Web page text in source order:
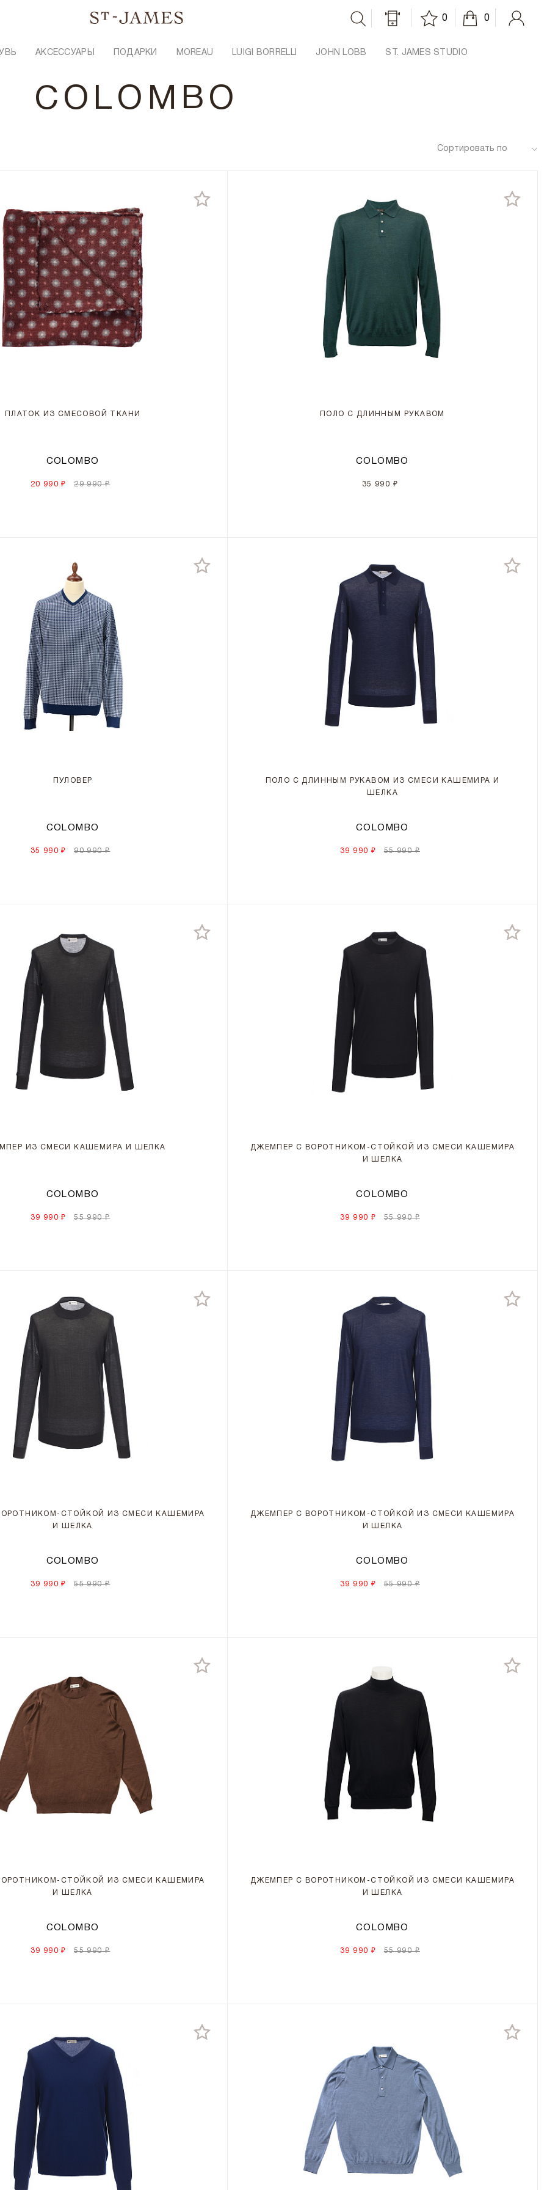
0 0
АКСЕССУАРЫ ПОДАРКИ MOREAU LUIGI BORRELLI JOHN LOBB ST. JAMES STUDIO
COLOMBO
Сортировать по
ПЛАТОК ИЗ СМЕСОВОЙ ТКАНИ
COLOMBO
20 990 ₽ 29 990 ₽
ПОЛО С ДЛИННЫМ РУКАВОМ
COLOMBO
35 990 ₽
ПУЛОВЕР
COLOMBO
35 990 ₽ 90 990 ₽
ПОЛО С ДЛИННЫМ РУКАВОМ ИЗ СМЕСИ КАШЕМИРА И
ШЕЛКА
COLOMBO
39 990 ₽ 55 990 ₽
ИЗ СМЕСИ КАШЕМИРА И ШЕЛКА
COLOMBO
39 990 ₽ 55 990 ₽
ДЖЕМПЕР С ВОРОТНИКОМ-СТОЙКОЙ ИЗ СМЕСИ КАШЕМИРА
И ШЕЛКА
COLOMBO
39 990 ₽ 55 990 ₽
СТОЙКОЙ ИЗ СМЕСИ КАШЕМИРА
И ШЕЛКА
COLOMBO
39 990 ₽ 55 990 ₽
ДЖЕМПЕР С ВОРОТНИКОМ-СТОЙКОЙ ИЗ СМЕСИ КАШЕМИРА
И ШЕЛКА
COLOMBO
39 990 ₽ 55 990 ₽
СТОЙКОЙ ИЗ СМЕСИ КАШЕМИРА
И ШЕЛКА
COLOMBO
39 990 ₽ 55 990 ₽
ДЖЕМПЕР С ВОРОТНИКОМ-СТОЙКОЙ ИЗ СМЕСИ КАШЕМИРА
И ШЕЛКА
COLOMBO
39 990 ₽ 55 990 ₽